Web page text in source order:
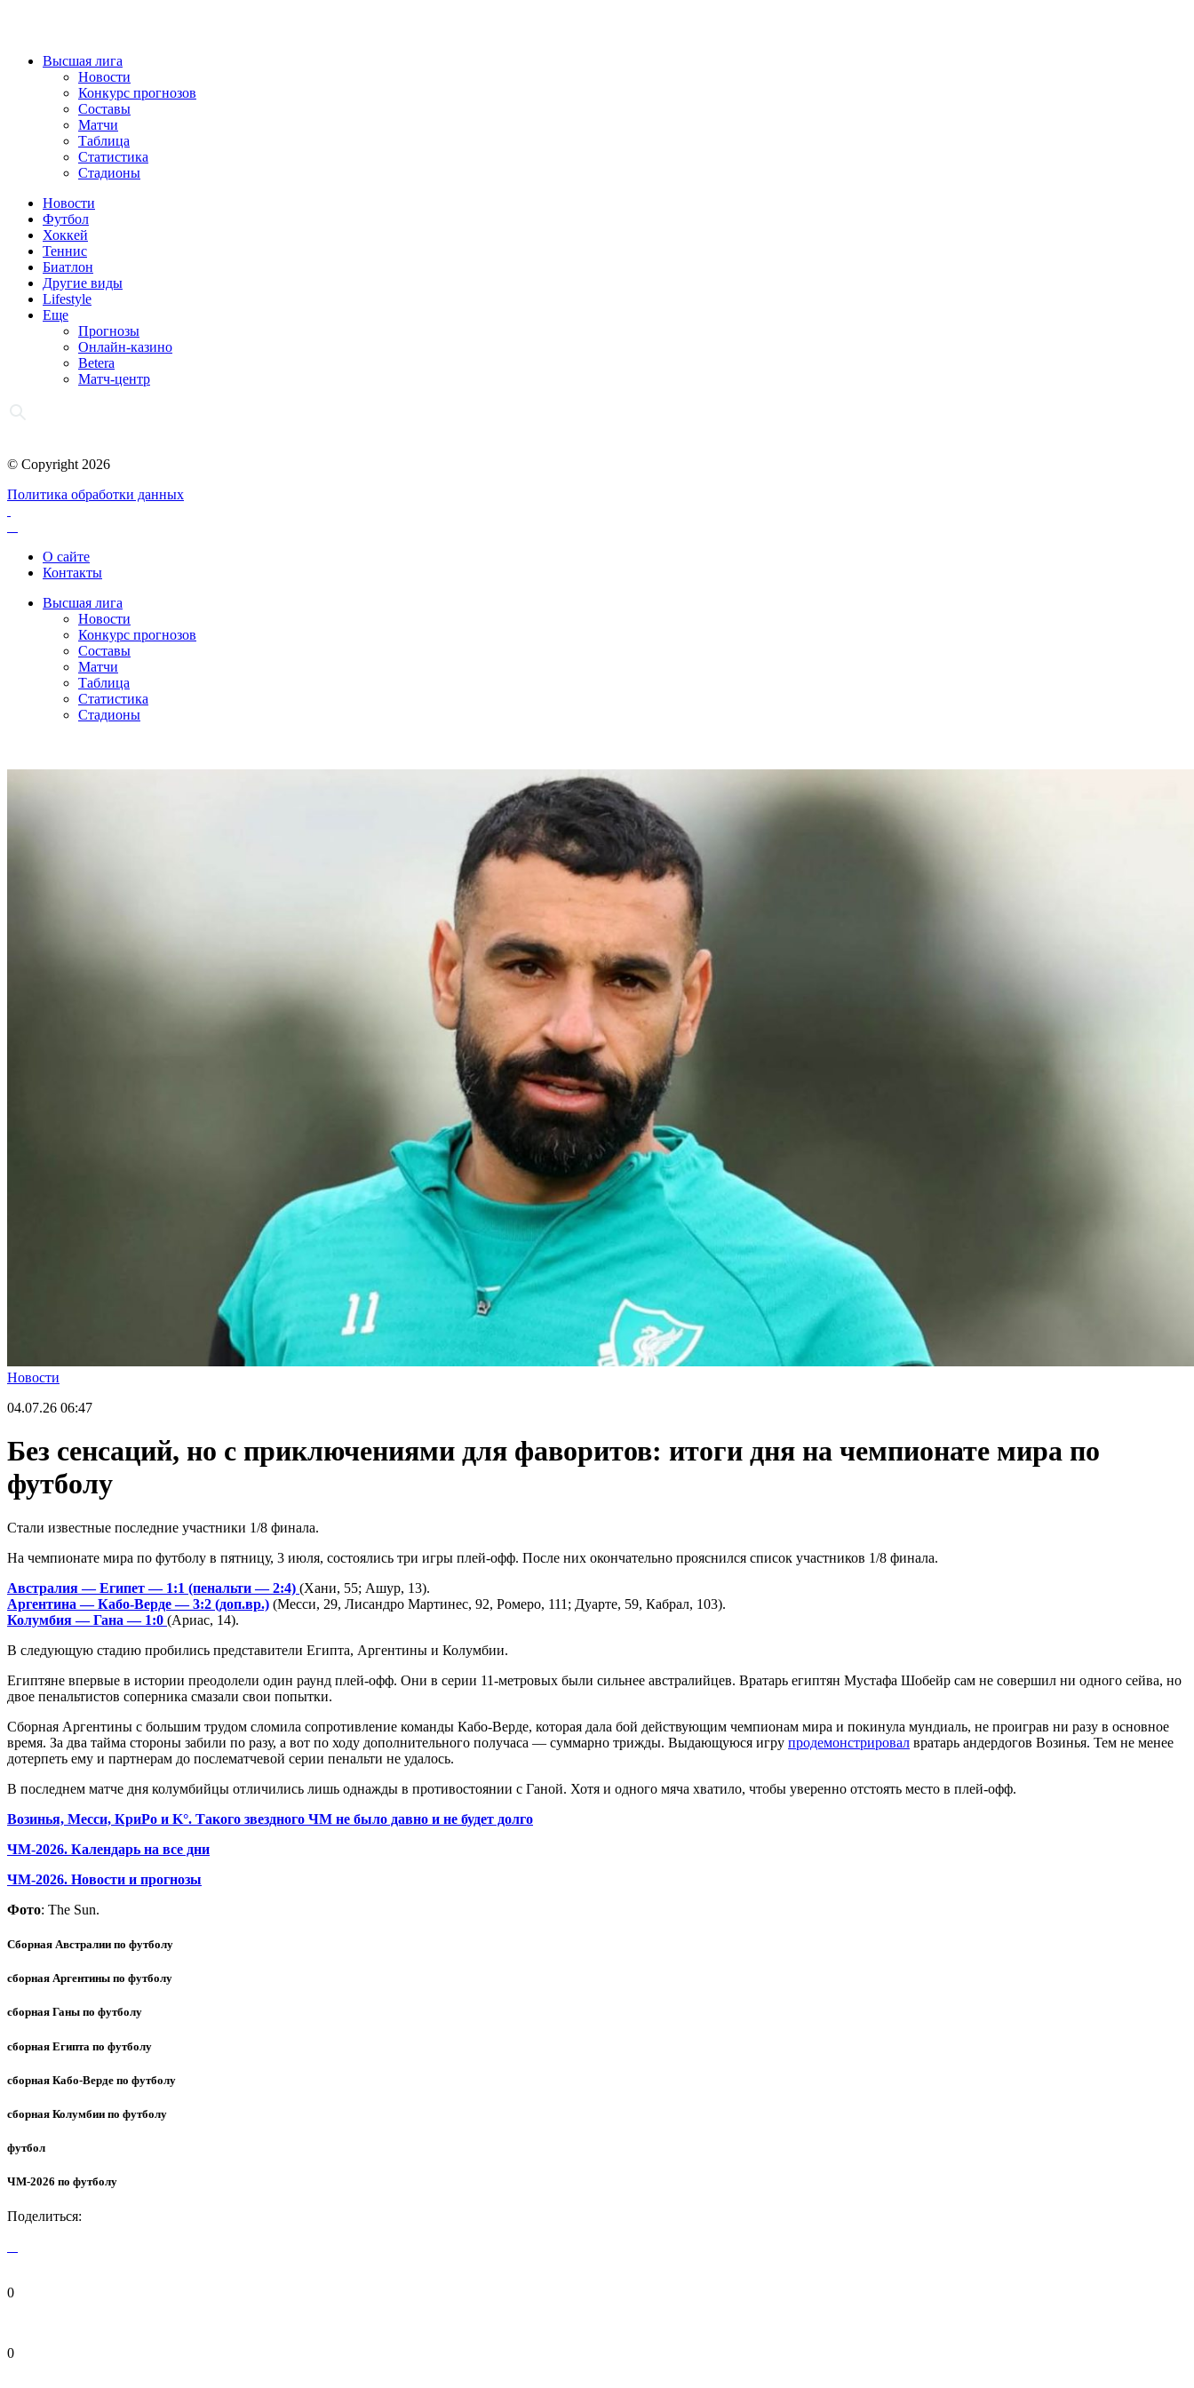
Высшая лига
Новости
Конкурс прогнозов
Составы
Матчи
Таблица
Статистика
Стадионы
Новости
Футбол
Хоккей
Теннис
Биатлон
Другие виды
Lifestyle
Еще
Прогнозы
Онлайн-казино
Betera
Матч-центр
© Copyright 2026
Политика обработки данных
О сайте
Контакты
Высшая лига
Новости
Конкурс прогнозов
Составы
Матчи
Таблица
Статистика
Стадионы
Новости
04.07.26 06:47
Без сенсаций, но с приключениями для фаворитов: итоги дня на чемпионате мира по
футболу
Стали известные последние участники 1/8 финала.
На чемпионате мира по футболу в пятницу, 3 июля, состоялись три игры плей-офф. После них окончательно прояснился список участников 1/8 финала.
Австралия — Египет — 1:1 (пенальти — 2:4) (Хани, 55; Ашур, 13).
Аргентина — Кабо-Верде — 3:2 (доп.вр.) (Месси, 29, Лисандро Мартинес, 92, Ромеро, 111; Дуарте, 59, Кабрал, 103).
Колумбия — Гана — 1:0 (Ариас, 14).
В следующую стадию пробились представители Египта, Аргентины и Колумбии.
Египтяне впервые в истории преодолели один раунд плей-офф. Они в серии 11-метровых были сильнее австралийцев. Вратарь египтян Мустафа Шобейр сам не совершил ни одного сейва, но
двое пенальтистов соперника смазали свои попытки.
Сборная Аргентины с большим трудом сломила сопротивление команды Кабо-Верде, которая дала бой действующим чемпионам мира и покинула мундиаль, не проиграв ни разу в основное
время. За два тайма стороны забили по разу, а вот по ходу дополнительного получаса — суммарно трижды. Выдающуюся игру продемонстрировал вратарь андердогов Возинья. Тем не менее
дотерпеть ему и партнерам до послематчевой серии пенальти не удалось.
В последнем матче дня колумбийцы отличились лишь однажды в противостоянии с Ганой. Хотя и одного мяча хватило, чтобы уверенно отстоять место в плей-офф.
Возинья, Месси, КриРо и K°. Такого звездного ЧМ не было давно и не будет долго
ЧМ-2026. Календарь на все дни
ЧМ-2026. Новости и прогнозы
Фото: The Sun.
Сборная Австралии по футболу
сборная Аргентины по футболу
сборная Ганы по футболу
сборная Египта по футболу
сборная Кабо-Верде по футболу
сборная Колумбии по футболу
футбол
ЧМ-2026 по футболу
Поделиться:
0
0